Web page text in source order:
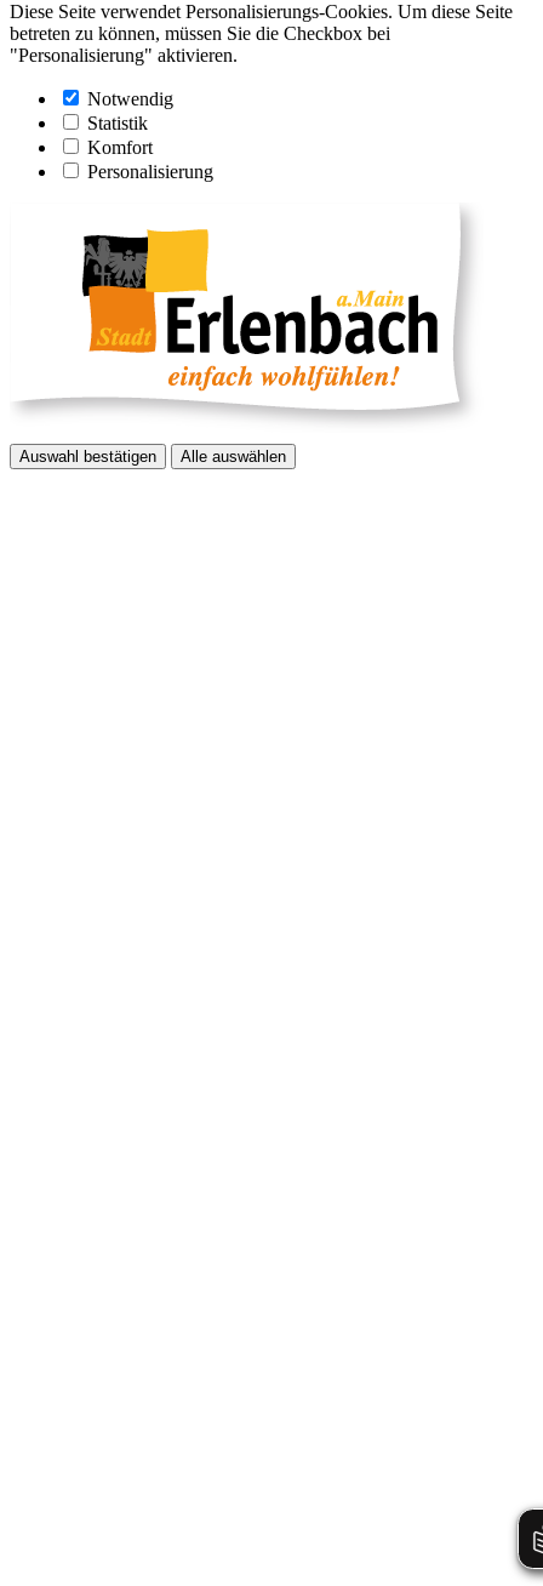
Diese Seite verwendet Personalisierungs-Cookies. Um diese Seite
betreten zu können, müssen Sie die Checkbox bei
"Personalisierung" aktivieren.
Notwendig
Statistik
Komfort
Personalisierung
Auswahl bestätigen Alle auswählen